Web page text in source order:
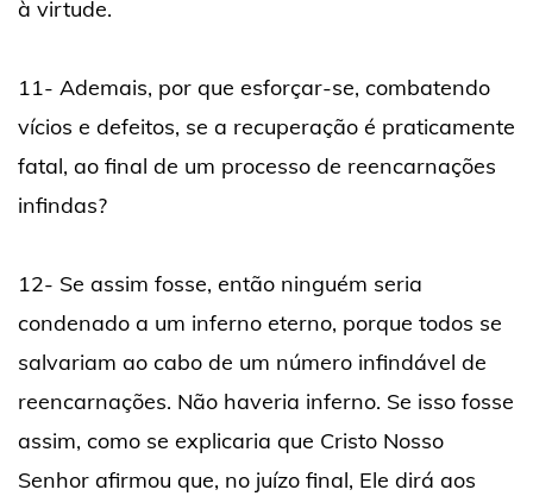
à virtude.
11- Ademais, por que esforçar-se, combatendo
vícios e defeitos, se a recuperação é praticamente
fatal, ao final de um processo de reencarnações
infindas?
12- Se assim fosse, então ninguém seria
condenado a um inferno eterno, porque todos se
salvariam ao cabo de um número infindável de
reencarnações. Não haveria inferno. Se isso fosse
assim, como se explicaria que Cristo Nosso
Senhor afirmou que, no juízo final, Ele dirá aos